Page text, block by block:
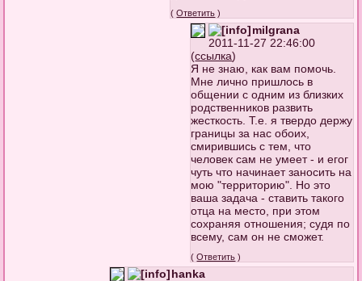
(Ответить )
milgrana
2011-11-27 22:46:00
(ссылка)
Я не знаю, как вам помочь.
Мне лично пришлось в
общении с одним из близких
родственников развить
жесткость. Т.е. я твердо держу
границы за нас обоих,
смирившись с тем, что
человек сам не умеет - и егог
чуть что начинает заносить на
мою "территорию". Но это
ваша задача - ставить такого
отца на место, при этом
сохраняя отношения; судя по
всему, сам он не сможет.
(Ответить )
hanka